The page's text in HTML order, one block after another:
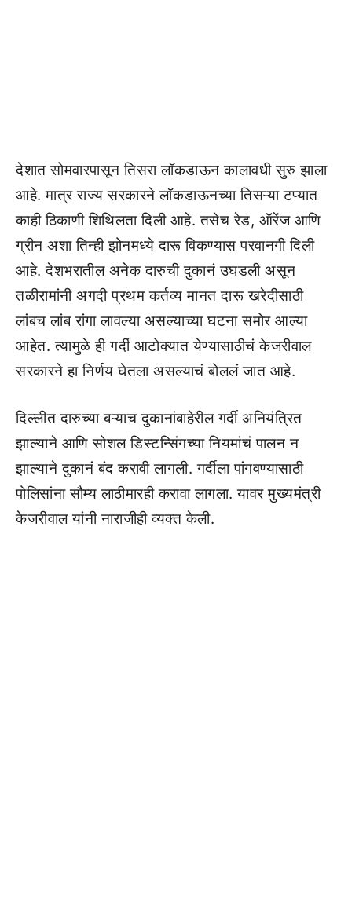
देशात सोमवारपासून तिसरा लॉकडाऊन कालावधी सुरु झाला
आहे. मात्र राज्य सरकारने लॉकडाऊनच्या तिसऱ्या टप्यात
काही ठिकाणी शिथिलता दिली आहे. तसेच रेड, ऑरेंज आणि
ग्रीन अशा तिन्ही झोनमध्ये दारू विकण्यास परवानगी दिली
आहे. देशभरातील अनेक दारुची दुकानं उघडली असून
तळीरामांनी अगदी प्रथम कर्तव्य मानत दारू खरेदीसाठी
लांबच लांब रांगा लावल्या असल्याच्या घटना समोर आल्या
आहेत. त्यामुळे ही गर्दी आटोक्यात येण्यासाठीचं केजरीवाल
सरकारने हा निर्णय घेतला असल्याचं बोललं जात आहे.
दिल्लीत दारुच्या बऱ्याच दुकानांबाहेरील गर्दी अनियंत्रित
झाल्याने आणि सोशल डिस्टन्सिंगच्या नियमांचं पालन न
झाल्याने दुकानं बंद करावी लागली. गर्दीला पांगवण्यासाठी
पोलिसांना सौम्य लाठीमारही करावा लागला. यावर मुख्यमंत्री
केजरीवाल यांनी नाराजीही व्यक्त केली.